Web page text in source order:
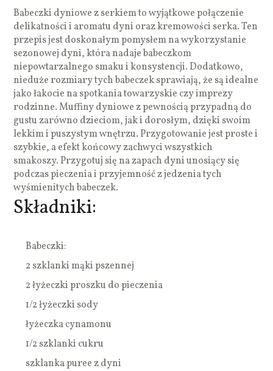
Babeczki dyniowe z serkiem to wyjątkowe połączenie
delikatności i aromatu dyni oraz kremowości serka. Ten
przepis jest doskonałym pomysłem na wykorzystanie
sezonowej dyni, która nadaje babeczkom
niepowtarzalnego smaku i konsystencji. Dodatkowo,
nieduże rozmiary tych babeczek sprawiają, że są idealne
jako łakocie na spotkania towarzyskie czy imprezy
rodzinne. Muffiny dyniowe z pewnością przypadną do
gustu zarówno dzieciom, jak i dorosłym, dzięki swoim
lekkim i puszystym wnętrzu. Przygotowanie jest proste i
szybkie, a efekt końcowy zachwyci wszystkich
smakoszy. Przygotuj się na zapach dyni unosiący się
podczas pieczenia i przyjemność z jedzenia tych
wyśmienitych babeczek.
Składniki:
Babeczki:
2 szklanki mąki pszennej
2 łyżeczki proszku do pieczenia
1/2 łyżeczki sody
łyżeczka cynamonu
1/2 szklanki cukru
szklanka puree z dyni